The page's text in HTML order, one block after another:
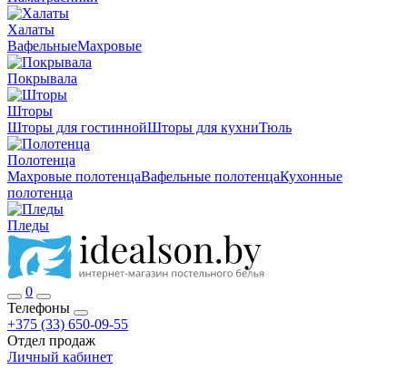
Халаты
ВафельныеМахровые
Покрывала
Шторы
Шторы для гостиннойШторы для кухниТюль
Полотенца
Махровые полотенцаВафельные полотенцаКухонные
полотенца
Пледы
0
Телефоны
+375 (33) 650-09-55
Отдел продаж
Личный кабинет